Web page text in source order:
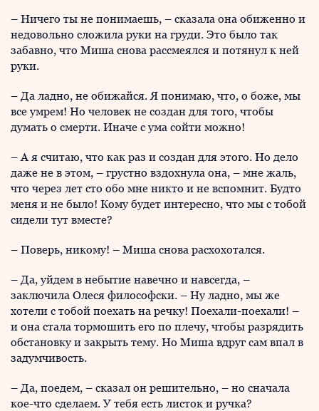
– Ничего ты не понимаешь, – сказала она обиженно и
недовольно сложила руки на груди. Это было так
забавно, что Миша снова рассмеялся и потянул к ней
руки.
– Да ладно, не обижайся. Я понимаю, что, о боже, мы
все умрем! Но человек не создан для того, чтобы
думать о смерти. Иначе с ума сойти можно!
– А я считаю, что как раз и создан для этого. Но дело
даже не в этом, – грустно вздохнула она, – мне жаль,
что через лет сто обо мне никто и не вспомнит. Будто
меня и не было! Кому будет интересно, что мы с тобой
сидели тут вместе?
– Поверь, никому! – Миша снова расхохотался.
– Да, уйдем в небытие навечно и навсегда, –
заключила Олеся философски. – Ну ладно, мы же
хотели с тобой поехать на речку! Поехали-поехали! –
и она стала тормошить его по плечу, чтобы разрядить
обстановку и закрыть тему. Но Миша вдруг сам впал в
задумчивость.
– Да, поедем, – сказал он решительно, – но сначала
кое-что сделаем. У тебя есть листок и ручка?